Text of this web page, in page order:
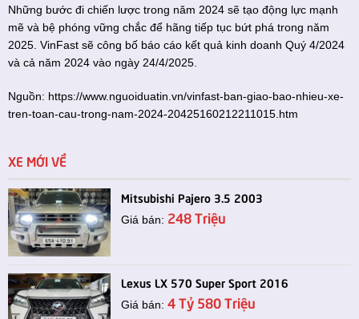
Những bước đi chiến lược trong năm 2024 sẽ tạo động lực mạnh
mẽ và bệ phóng vững chắc để hãng tiếp tục bứt phá trong năm
2025. VinFast sẽ công bố báo cáo kết quả kinh doanh Quý 4/2024
và cả năm 2024 vào ngày 24/4/2025.
Nguồn: https://www.nguoiduatin.vn/vinfast-ban-giao-bao-nhieu-xe-
tren-toan-cau-trong-nam-2024-20425160212211015.htm
XE MỚI VỀ
Mitsubishi Pajero 3.5 2003
Giá bán: 248 Triệu
Lexus LX 570 Super Sport 2016
Giá bán:4 Tỷ 580 Triệu